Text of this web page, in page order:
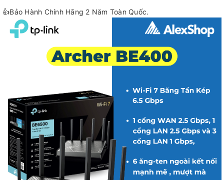
👍Bảo Hành Chính Hãng 2 Năm Toàn Quốc.